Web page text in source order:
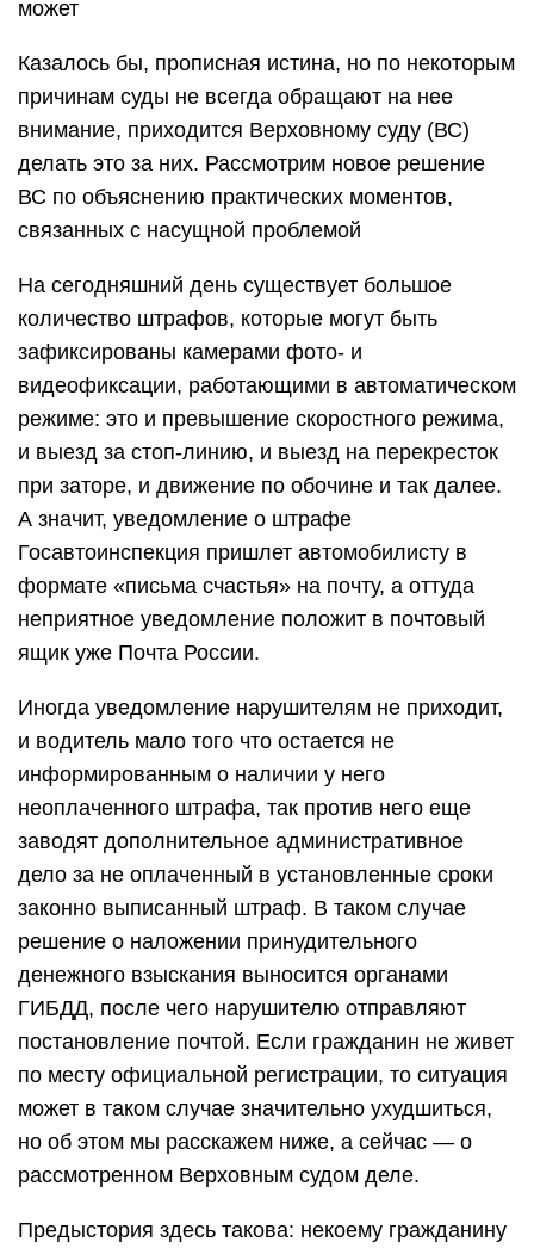
может
Казалось бы, прописная истина, но по некоторым
причинам суды не всегда обращают на нее
внимание, приходится Верховному суду (ВС)
делать это за них. Рассмотрим новое решение
ВС по объяснению практических моментов,
связанных с насущной проблемой
На сегодняшний день существует большое
количество штрафов, которые могут быть
зафиксированы камерами фото- и
видеофиксации, работающими в автоматическом
режиме: это и превышение скоростного режима,
и выезд за стоп-линию, и выезд на перекресток
при заторе, и движение по обочине и так далее.
А значит, уведомление о штрафе
Госавтоинспекция пришлет автомобилисту в
формате «письма счастья» на почту, а оттуда
неприятное уведомление положит в почтовый
ящик уже Почта России.
Иногда уведомление нарушителям не приходит,
и водитель мало того что остается не
информированным о наличии у него
неоплаченного штрафа, так против него еще
заводят дополнительное административное
дело за не оплаченный в установленные сроки
законно выписанный штраф. В таком случае
решение о наложении принудительного
денежного взыскания выносится органами
ГИБДД, после чего нарушителю отправляют
постановление почтой. Если гражданин не живет
по месту официальной регистрации, то ситуация
может в таком случае значительно ухудшиться,
но об этом мы расскажем ниже, а сейчас — о
рассмотренном Верховным судом деле.
Предыстория здесь такова: некоему гражданину